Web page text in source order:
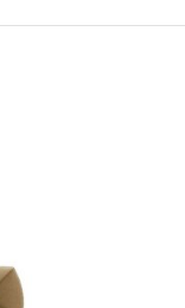
Fixați-le temporar